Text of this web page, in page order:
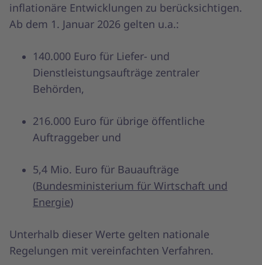
inflationäre Entwicklungen zu berücksichtigen.
Ab dem 1. Januar 2026 gelten u.a.:
140.000 Euro für Liefer- und
Dienstleistungsaufträge zentraler
Behörden,
216.000 Euro für übrige öffentliche
Auftraggeber und
5,4 Mio. Euro für Bauaufträge
(Bundesministerium für Wirtschaft und
Energie)
Unterhalb dieser Werte gelten nationale
Regelungen mit vereinfachten Verfahren.